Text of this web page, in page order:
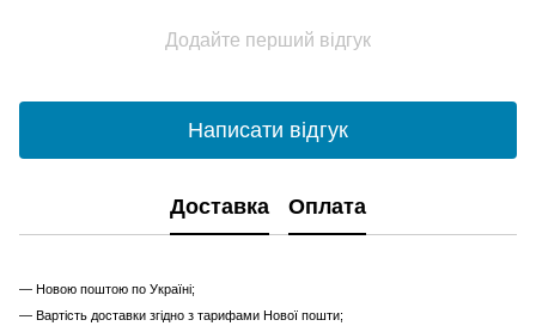
Додайте перший відгук
Написати відгук
Доставка Оплата
— Новою поштою по Україні;
— Вартість доставки згідно з тарифами Нової пошти;